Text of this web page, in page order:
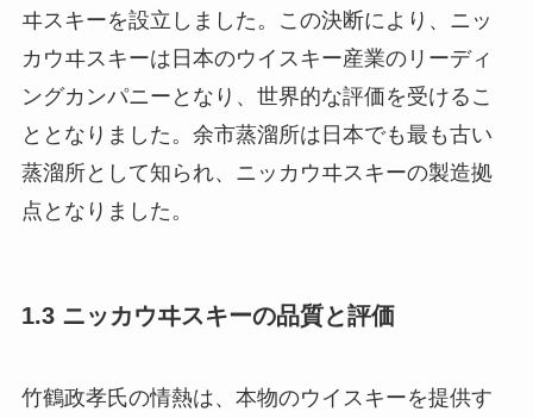
ヰスキーを設立しました。この決断により、ニッ
カウヰスキーは日本のウイスキー産業のリーディ
ングカンパニーとなり、世界的な評価を受けるこ
ととなりました。余市蒸溜所は日本でも最も古い
蒸溜所として知られ、ニッカウヰスキーの製造拠
点となりました。
1.3 ニッカウヰスキーの品質と評価
竹鶴政孝氏の情熱は、本物のウイスキーを提供す